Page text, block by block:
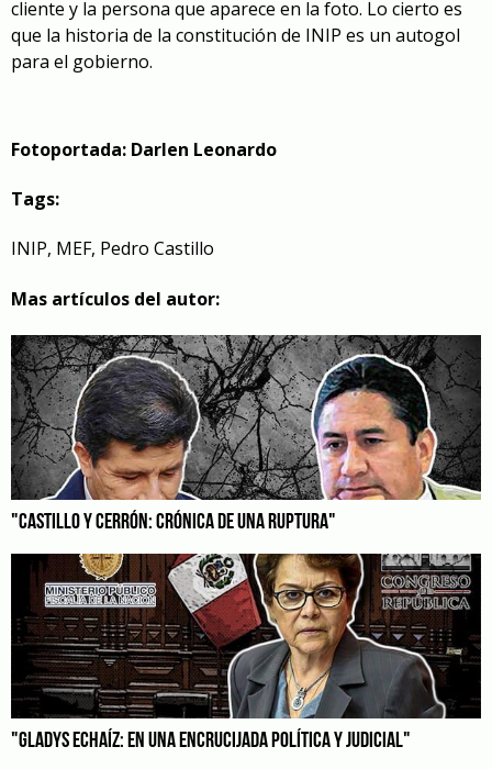
cliente y la persona que aparece en la foto. Lo cierto es
que la historia de la constitución de INIP es un autogol
para el gobierno.
Fotoportada: Darlen Leonardo
Tags:
INIP, MEF, Pedro Castillo
Mas artículos del autor:
"CASTILLO Y CERRÓN: CRÓNICA DE UNA RUPTURA"
"GLADYS ECHAÍZ: EN UNA ENCRUCIJADA POLÍTICA Y JUDICIAL"